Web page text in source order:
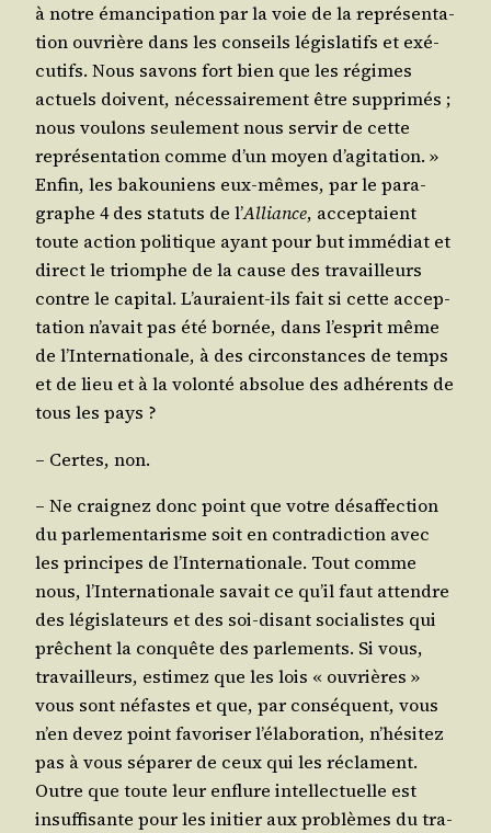
à notre éman­ci­pa­tion par la voie de la repré­sen­ta­
tion ouvrière dans les conseils légis­la­tifs et exé­
cu­tifs. Nous savons fort bien que les régimes
actuels doivent, néces­sai­re­ment être sup­pri­més ;
nous vou­lons seule­ment nous ser­vir de cette
repré­sen­ta­tion comme d’un moyen d’a­gi­ta­tion. »
Enfin, les bakou­niens eux-mêmes, par le para­
graphe 4 des sta­tuts de l’Alliance, accep­taient
toute action poli­tique ayant pour but immé­diat et
direct le triomphe de la cause des tra­vailleurs
contre le capi­tal. L’au­raient-ils fait si cette accep­
ta­tion n’a­vait pas été bor­née, dans l’es­prit même
de l’In­ter­na­tio­nale, à des cir­cons­tances de temps
et de lieu et à la volon­té abso­lue des adhé­rents de
tous les pays ?
– Certes, non.
– Ne crai­gnez donc point que votre désaf­fec­tion
du par­le­men­ta­risme soit en contra­dic­tion avec
les prin­cipes de l’In­ter­na­tio­nale. Tout comme
nous, l’In­ter­na­tio­nale savait ce qu’il faut attendre
des légis­la­teurs et des soi-disant socia­listes qui
prêchent la conquête des par­le­ments. Si vous,
tra­vailleurs, esti­mez que les lois « ouvrières »
vous sont néfastes et que, par consé­quent, vous
n’en devez point favo­ri­ser l’é­la­bo­ra­tion, n’hé­si­tez
pas à vous sépa­rer de ceux qui les réclament.
Outre que toute leur enflure intel­lec­tuelle est
insuf­fi­sante pour les ini­tier aux pro­blèmes du tra­